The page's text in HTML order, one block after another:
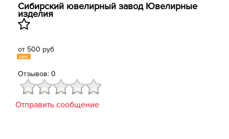
Сибирский ювелирный завод ​Ювелирные
изделия
от 500 руб
шт.
Отзывов: 0
Отправить сообщение